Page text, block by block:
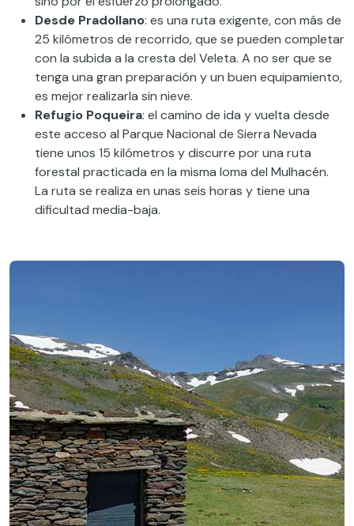
Desde Pradollano: es una ruta exigente, con más de
25 kilómetros de recorrido, que se pueden completar
con la subida a la cresta del Veleta. A no ser que se
tenga una gran preparación y un buen equipamiento,
es mejor realizarla sin nieve.
Refugio Poqueira: el camino de ida y vuelta desde
este acceso al Parque Nacional de Sierra Nevada
tiene unos 15 kilómetros y discurre por una ruta
forestal practicada en la misma loma del Mulhacén.
La ruta se realiza en unas seis horas y tiene una
dificultad media-baja.